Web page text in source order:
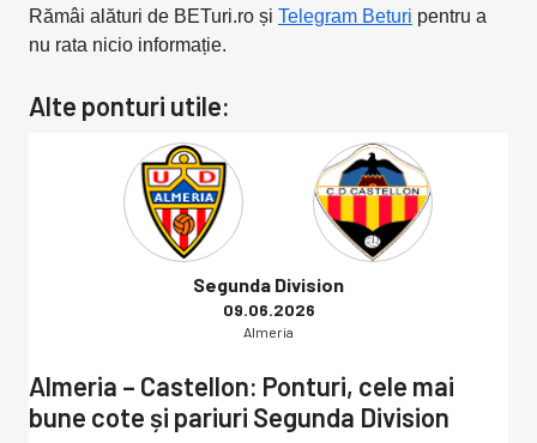
Rămâi alături de BETuri.ro și Telegram Beturi pentru a
nu rata nicio informație.
Alte ponturi utile:
Segunda Division
09.06.2026
Almeria
Almeria – Castellon: Ponturi, cele mai
bune cote și pariuri Segunda Division